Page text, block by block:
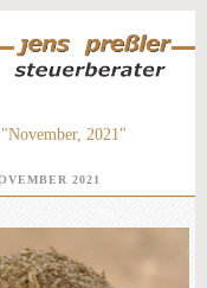
2021"
2021